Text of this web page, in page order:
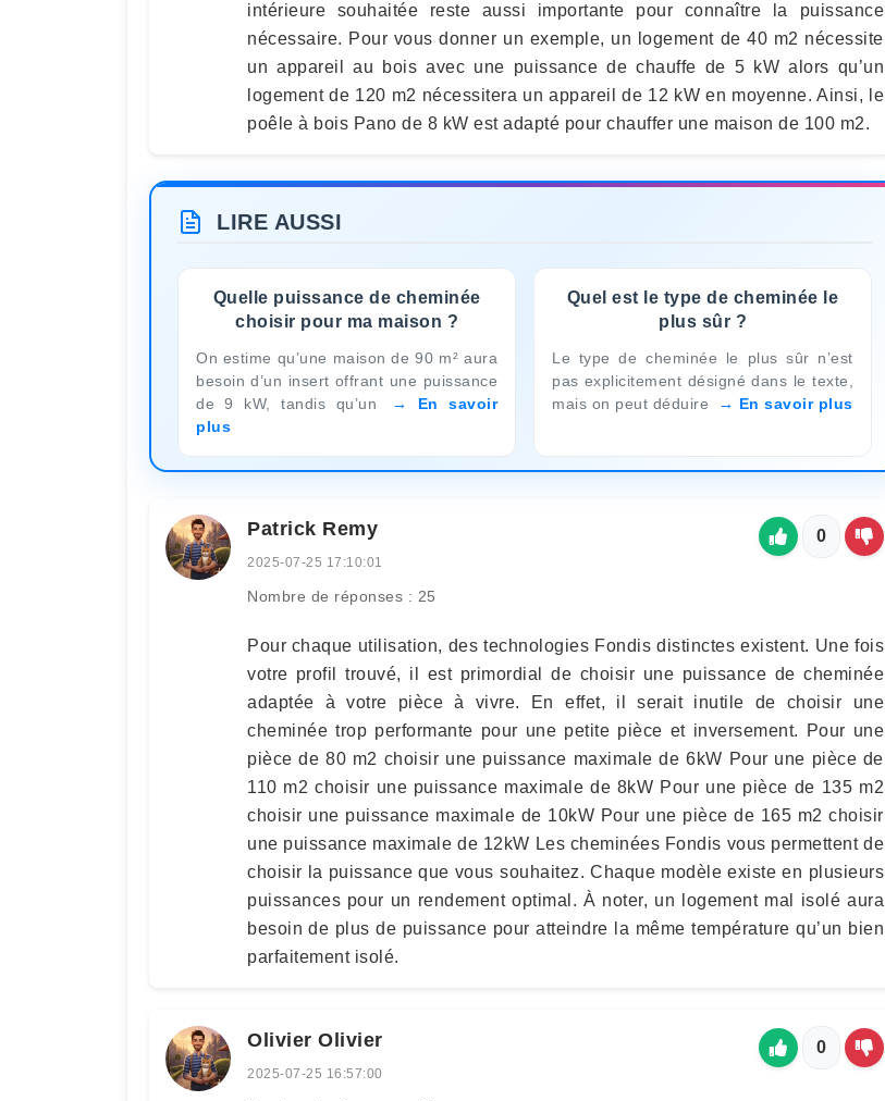
intérieure souhaitée reste aussi importante pour connaître la puissance
nécessaire. Pour vous donner un exemple, un logement de 40 m2 nécessite
un appareil au bois avec une puissance de chauffe de 5 kW alors qu’un
logement de 120 m2 nécessitera un appareil de 12 kW en moyenne. Ainsi, le
poêle à bois Pano de 8 kW est adapté pour chauffer une maison de 100 m2.
LIRE AUSSI
Quelle puissance de cheminée
choisir pour ma maison ?
On estime qu’une maison de 90 m² aura
besoin d’un insert offrant une puissance
de 9 kW, tandis qu’un
En savoir
plus
Quel est le type de cheminée le
plus sûr ?
Le type de cheminée le plus sûr n’est
pas explicitement désigné dans le texte,
mais on peut déduire
En savoir plus
Patrick Remy
2025-07-25 17:10:01
Nombre de réponses : 25
0
Pour chaque utilisation, des technologies Fondis distinctes existent. Une fois
votre profil trouvé, il est primordial de choisir une puissance de cheminée
adaptée à votre pièce à vivre. En effet, il serait inutile de choisir une
cheminée trop performante pour une petite pièce et inversement. Pour une
pièce de 80 m2 choisir une puissance maximale de 6kW Pour une pièce de
110 m2 choisir une puissance maximale de 8kW Pour une pièce de 135 m2
choisir une puissance maximale de 10kW Pour une pièce de 165 m2 choisir
une puissance maximale de 12kW Les cheminées Fondis vous permettent de
choisir la puissance que vous souhaitez. Chaque modèle existe en plusieurs
puissances pour un rendement optimal. À noter, un logement mal isolé aura
besoin de plus de puissance pour atteindre la même température qu’un bien
parfaitement isolé.
Olivier Olivier
2025-07-25 16:57:00
0